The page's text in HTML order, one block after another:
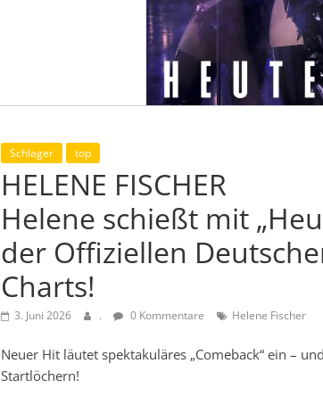
Schlager top
HELENE FISCHER
Helene schießt mit
der Offiziellen
Charts!
3. Juni 2026 . 0 Kommentare Helene Fischer
Neuer Hit läutet spektakuläres „Comeback“ ein –
Startlöchern!